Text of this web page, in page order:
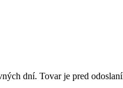
dní. Tovar je pred